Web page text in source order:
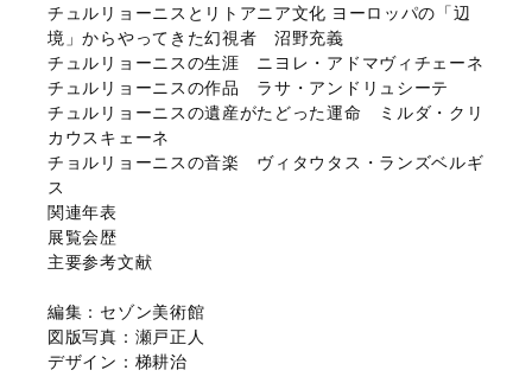
チュルリョーニスとリトアニア文化 ヨーロッパの「辺
境」からやってきた幻視者 沼野充義
チュルリョーニスの生涯 ニヨレ・アドマヴィチェーネ
チュルリョーニスの作品 ラサ・アンドリュシーテ
チュルリョーニスの遺産がたどった運命 ミルダ・クリ
カウスキェーネ
チョルリョーニスの音楽 ヴィタウタス・ランズベルギ
ス
関連年表
展覧会歴
主要参考文献
編集：セゾン美術館
図版写真：瀬戸正人
デザイン：梯耕治